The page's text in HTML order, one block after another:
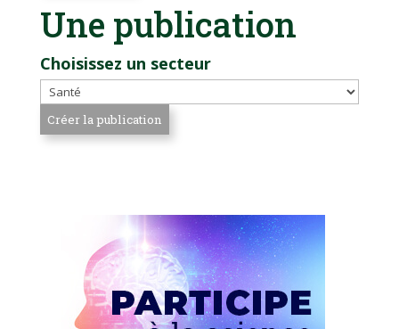
Une publication
Choisissez un secteur